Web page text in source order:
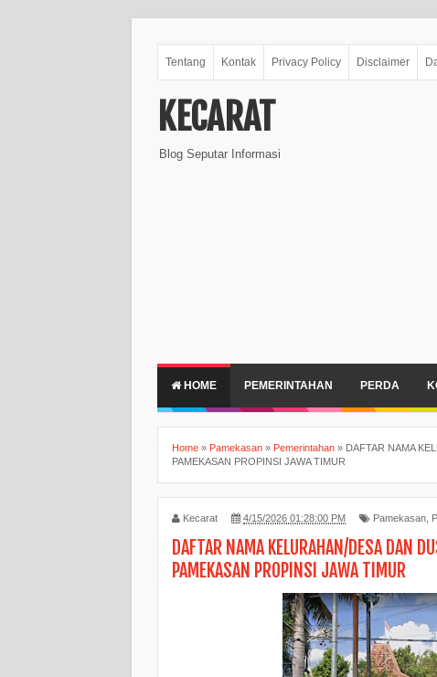
Tentang Kontak Privacy Policy Disclaimer
KECARAT
Blog Seputar Informasi
HOME PEMERINTAHAN PERDA
Home » Pamekasan » Pemerintahan » DAFTAR NAMA
PAMEKASAN PROPINSI JAWA TIMUR
Kecarat 4/15/2026 01:28:00 PM Pamekasan
DAFTAR NAMA KELURAHAN/DESA DAN
PAMEKASAN PROPINSI JAWA TIMUR